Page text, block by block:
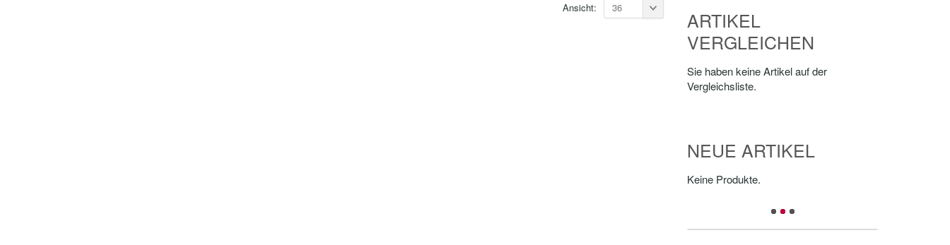
Ansicht: 36
ARTIKEL
VERGLEICHEN
Sie haben keine Artikel auf der
Vergleichsliste.
NEUE ARTIKEL
Keine Produkte.